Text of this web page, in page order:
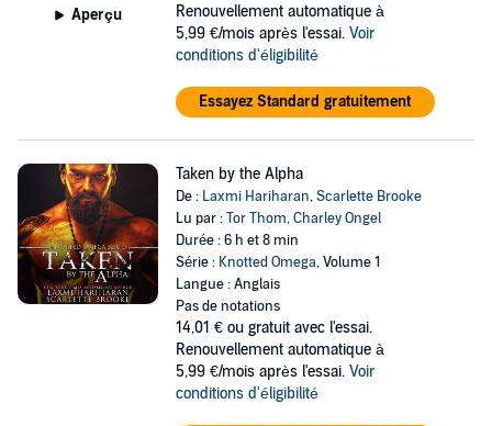
Aperçu
Renouvellement automatique à
5,99 €/mois après l'essai. Voir
conditions d'éligibilité
Essayez Standard gratuitement
Taken by the Alpha
De : Laxmi Hariharan,Scarlette Brooke
Lu par :Tor Thom,Charley Ongel
Durée : 6 h et 8 min
Série : Knotted Omega, Volume 1
Langue : Anglais
Pas de notations
14,01 € ou gratuit avec l'essai.
Renouvellement automatique à
5,99 €/mois après l'essai. Voir
conditions d'éligibilité